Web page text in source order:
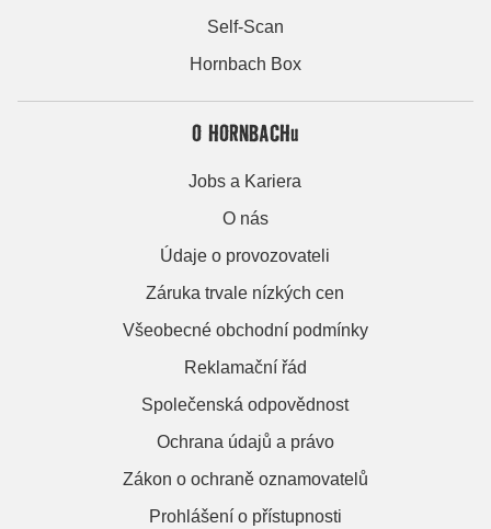
Self-Scan
Hornbach Box
O HORNBACHu
Jobs a Kariera
O nás
Údaje o provozovateli
Záruka trvale nízkých cen
Všeobecné obchodní podmínky
Reklamační řád
Společenská odpovědnost
Ochrana údajů a právo
Zákon o ochraně oznamovatelů
Prohlášení o přístupnosti